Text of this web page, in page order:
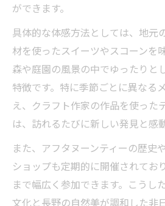
ができます。
具体的な体感方法としては、地元
材を使ったスイーツやスコーンを
森や庭園の風景の中でゆったりと
特徴です。特に季節ごとに異なる
え、クラフト作家の作品を使った
は、訪れるたびに新しい発見と感
また、アフタヌーンティーの歴史
ショップも定期的に開催されてお
まで幅広く参加できます。こうし
文化と長野の自然美が調和した非